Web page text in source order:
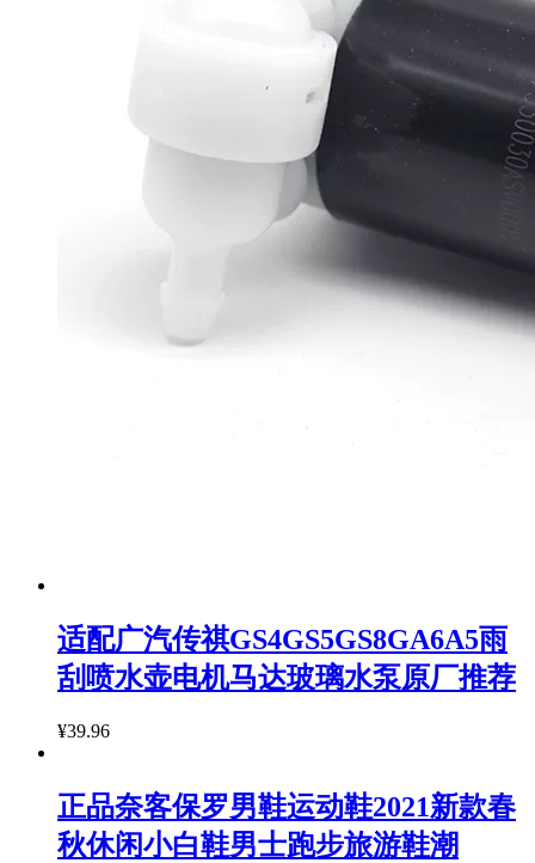
适配广汽传祺GS4GS5GS8GA6A5雨
刮喷水壶电机马达玻璃水泵原厂推荐
¥39.96
正品奈客保罗男鞋运动鞋2021新款春
秋休闲小白鞋男士跑步旅游鞋潮